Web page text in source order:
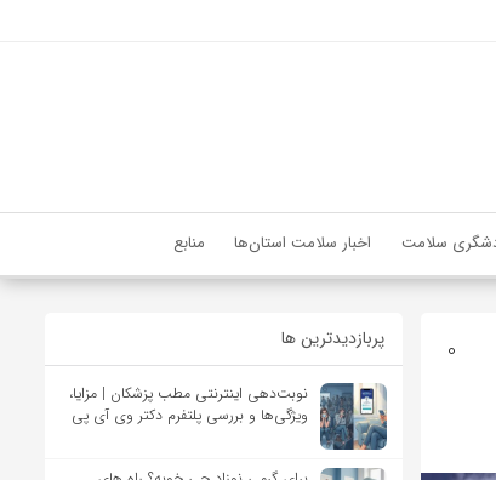
سلامت اخبار سلامت استان‌ها منابع
0 پربازدیدترین ها
نوبت‌دهی اینترنتی مطب پزشکان | مزایا،
ویژگی‌ها و بررسی پلتفرم دکتر وی آی پی